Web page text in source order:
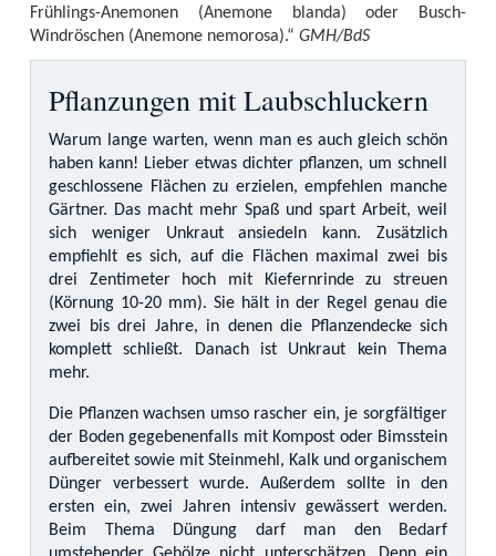
Frühlings-Anemonen (Anemone blanda) oder Busch-
Windröschen (Anemone nemorosa).“ GMH/BdS
Pflanzungen mit Laubschluckern
Warum lange warten, wenn man es auch gleich schön
haben kann! Lieber etwas dichter pflanzen, um schnell
geschlossene Flächen zu erzielen, empfehlen manche
Gärtner. Das macht mehr Spaß und spart Arbeit, weil
sich weniger Unkraut ansiedeln kann. Zusätzlich
empfiehlt es sich, auf die Flächen maximal zwei bis
drei Zentimeter hoch mit Kiefernrinde zu streuen
(Körnung 10-20 mm). Sie hält in der Regel genau die
zwei bis drei Jahre, in denen die Pflanzendecke sich
komplett schließt. Danach ist Unkraut kein Thema
mehr.
Die Pflanzen wachsen umso rascher ein, je sorgfältiger
der Boden gegebenenfalls mit Kompost oder Bimsstein
aufbereitet sowie mit Steinmehl, Kalk und organischem
Dünger verbessert wurde. Außerdem sollte in den
ersten ein, zwei Jahren intensiv gewässert werden.
Beim Thema Düngung darf man den Bedarf